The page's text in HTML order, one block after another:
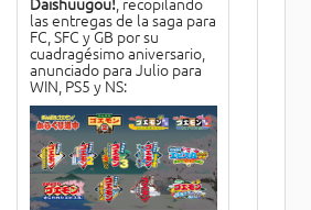
las entregas de la saga para
FC, SFC y GB por su
cuadragésimo aniversario,
anunciado para Julio para
WIN, PS5 y NS: